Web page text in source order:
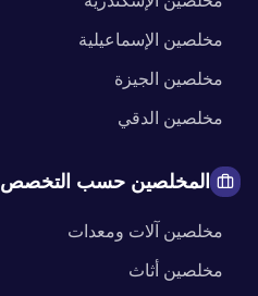
مخلصين الإسماعيلية
مخلصين الجيزة
مخلصين الدقي
المخلصين حسب التخصص
مخلصين آلات ومعدات
مخلصين أثاث